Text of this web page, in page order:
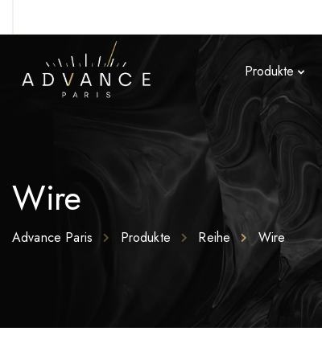
Produkte
Wire
Advance Paris Produkte Reihe Wire